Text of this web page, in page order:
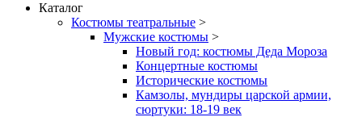
Каталог
Костюмы театральные >
Мужские костюмы >
Новый год: костюмы Деда Мороза
Концертные костюмы
Исторические костюмы
Камзолы, мундиры царской армии,
сюртуки: 18-19 век